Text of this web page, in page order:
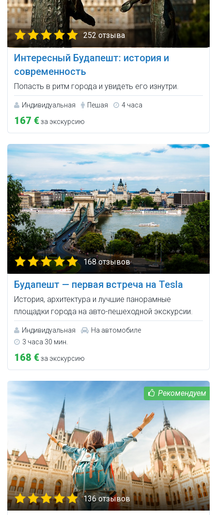
252 отзыва
Интересный Будапешт: история и
современность
Попасть в ритм города и увидеть его изнутри.
Индивидуальная Пешая 4 часа
167 €за экскурсию
168 отзывов
Будапешт — первая встреча на Tesla
История, архитектура и лучшие панорамные
площадки города на авто-пешеходной экскурсии.
Индивидуальная
На автомобиле
3 часа 30 мин.
168 €за экскурсию
136 отзывов